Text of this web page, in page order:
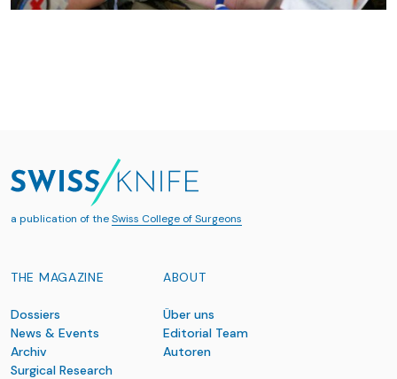
a publication of theSwiss College of Surgeons
THE MAGAZINE
Dossiers
News & Events
Archiv
Surgical Research
ABOUT
Über uns
Editorial Team
Autoren